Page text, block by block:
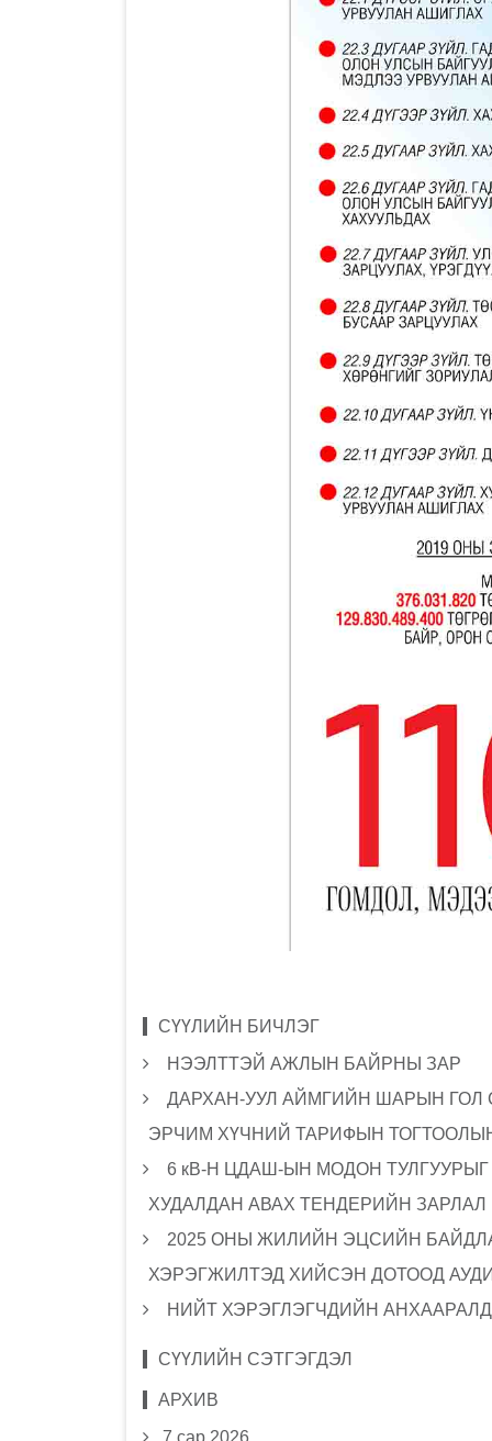
СҮҮЛИЙН БИЧЛЭГ
НЭЭЛТТЭЙ АЖЛЫН БАЙРНЫ ЗАР
ДАРХАН-УУЛ АЙМГИЙН ШАРЫН ГОЛ
ЭРЧИМ ХҮЧНИЙ ТАРИФЫН
6 кВ-Н ЦДАШ-ЫН МОДОН
ХУДАЛДАН АВАХ ТЕНДЕРИЙН ЗАРЛАЛ
2025 ОНЫ ЖИЛИЙН ЭЦСИЙН
ХЭРЭГЖИЛТЭД ХИЙСЭН ДОТООД
НИЙТ ХЭРЭГЛЭГЧДИЙН АНХААРАЛД
СҮҮЛИЙН СЭТГЭГДЭЛ
АРХИВ
7 сар 2026